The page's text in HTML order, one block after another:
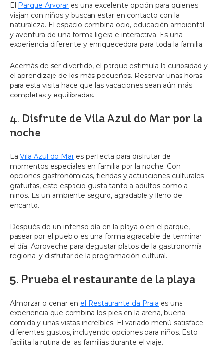
El Parque Arvorar es una excelente opción para quienes
viajan con niños y buscan estar en contacto con la
naturaleza. El espacio combina ocio, educación ambiental
y aventura de una forma ligera e interactiva. Es una
experiencia diferente y enriquecedora para toda la familia.
Además de ser divertido, el parque estimula la curiosidad y
el aprendizaje de los más pequeños. Reservar unas horas
para esta visita hace que las vacaciones sean aún más
completas y equilibradas.
4. Disfrute de Vila Azul do Mar por la
noche
La Vila Azul do Mar es perfecta para disfrutar de
momentos especiales en familia por la noche. Con
opciones gastronómicas, tiendas y actuaciones culturales
gratuitas, este espacio gusta tanto a adultos como a
niños. Es un ambiente seguro, agradable y lleno de
encanto.
Después de un intenso día en la playa o en el parque,
pasear por el pueblo es una forma agradable de terminar
el día. Aproveche para degustar platos de la gastronomía
regional y disfrutar de la programación cultural.
5. Prueba el restaurante de la playa
Almorzar o cenar en el Restaurante da Praia es una
experiencia que combina los pies en la arena, buena
comida y unas vistas increíbles. El variado menú satisface
diferentes gustos, incluyendo opciones para niños. Esto
facilita la rutina de las familias durante el viaje.